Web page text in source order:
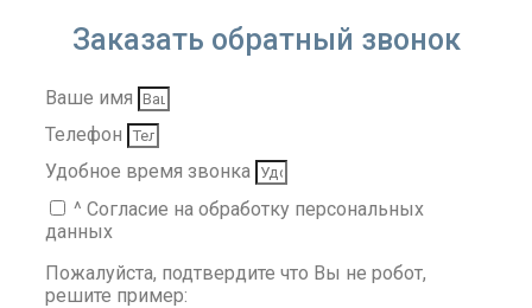
Заказать обратный звонок
Ваше имя
Телефон
Удобное время звонка
^ Согласие на обработку персональных
данных
Пожалуйста, подтвердите что Вы не робот,
решите пример: